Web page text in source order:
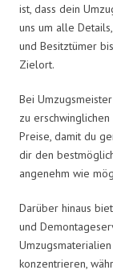
ist, dass dein
uns um alle
und Besitztümer
Zielort.
Bei
zu
Preise, damit du
dir den
angenehm wie
Darüber hinaus
und
konzentrieren,